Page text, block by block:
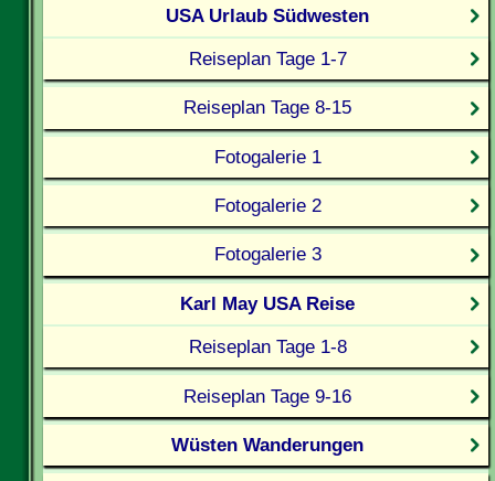
USA Urlaub Südwesten
Reiseplan Tage 1-7
Reiseplan Tage 8-15
Fotogalerie 1
Fotogalerie 2
Fotogalerie 3
Karl May USA Reise
Reiseplan Tage 1-8
Reiseplan Tage 9-16
Wüsten Wanderungen